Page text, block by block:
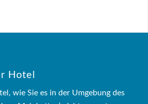
Hotel
wie Sie es in der Umgebung des